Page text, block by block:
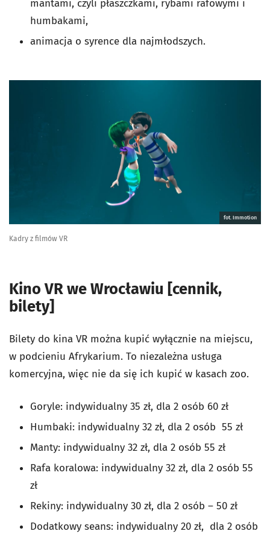
mantami, czyli płaszczkami, rybami rafowymi i
humbakami,
animacja o syrence dla najmłodszych.
fot. Immotion
Kadry z filmów VR
Kino VR we Wrocławiu [cennik,
bilety]
Bilety do kina VR można kupić wyłącznie na miejscu,
w podcieniu Afrykarium. To niezależna usługa
komercyjna, więc nie da się ich kupić w kasach zoo.
Goryle: indywidualny 35 zł, dla 2 osób 60 zł
Humbaki: indywidualny 32 zł, dla 2 osób 55 zł
Manty: indywidualny 32 zł, dla 2 osób 55 zł
Rafa koralowa: indywidualny 32 zł, dla 2 osób 55
zł
Rekiny: indywidualny 30 zł, dla 2 osób – 50 zł
Dodatkowy seans: indywidualny 20 zł, dla 2 osób